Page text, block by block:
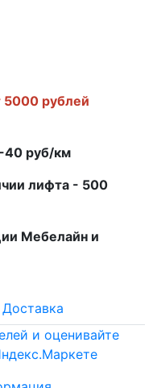
5000 рублей
40 руб/км
лифта - 500
Мебелайн и
Доставка